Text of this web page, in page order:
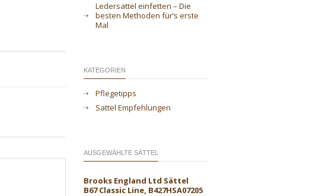
Ledersattel einfetten – Die
besten Methoden für’s erste
Mal
KATEGORIEN
Pflegetipps
Sattel Empfehlungen
AUSGEWÄHLTE SÄTTEL
Brooks England Ltd Sättel
B67 Classic Line, B427HSA07205